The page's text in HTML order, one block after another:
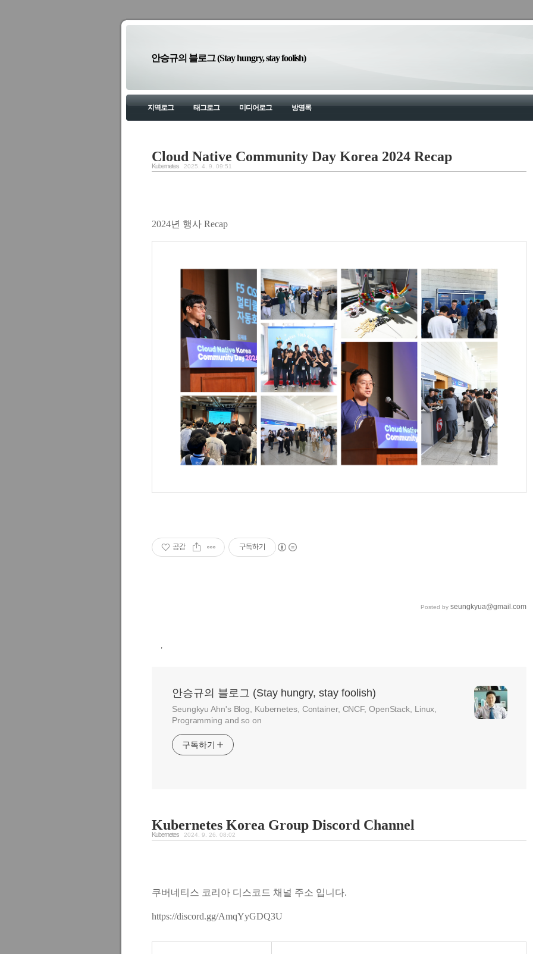
안승규의 블로그 (Stay hungry, stay foolish)
지역로그 태그로그 미디어로그 방명록
Cloud Native Community Day Korea 2024 Recap
Kubernetes 2025. 4. 9. 09:51
2024년 행사 Recap
공감 구독하기
Posted by seungkyua@gmail.com
,
안승규의 블로그 (Stay hungry, stay foolish)
Seungkyu Ahn's Blog, Kubernetes, Container, CNCF, OpenStack, Linux,
Programming and so on
구독하기
Kubernetes Korea Group Discord Channel
Kubernetes 2024. 9. 26. 08:02
쿠버네티스 코리아 디스코드 채널 주소 입니다.
https://discord.gg/AmqYyGDQ3U